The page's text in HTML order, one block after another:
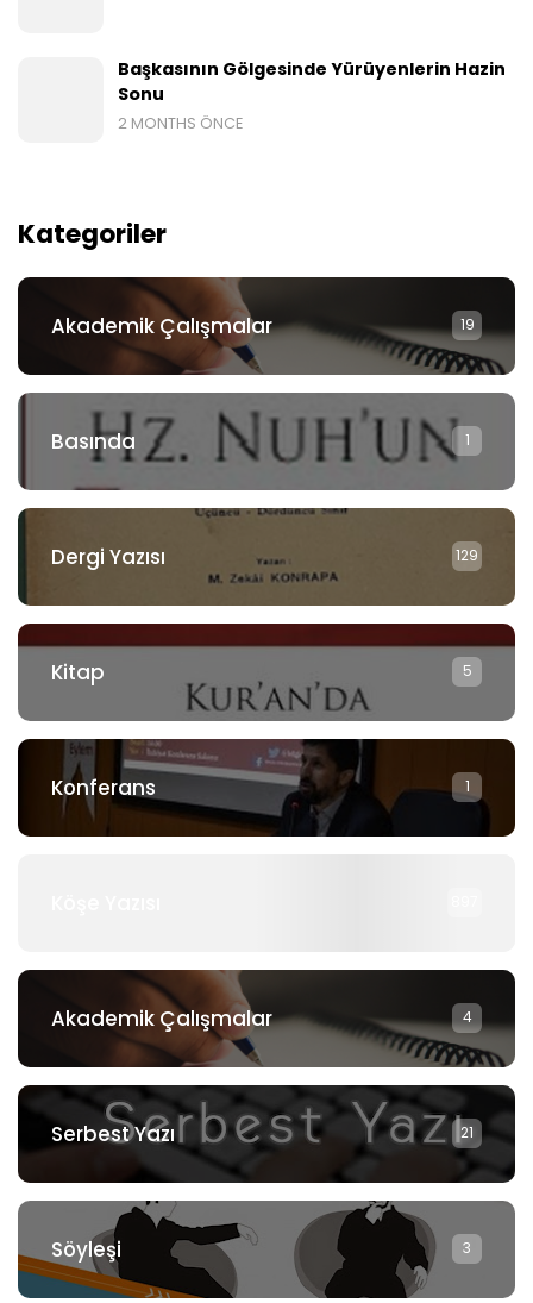
Başkasının Gölgesinde Yürüyenlerin Hazin
Sonu
2 MONTHS ÖNCE
Kategoriler
Akademik Çalışmalar 19
Basında 1
Dergi Yazısı 129
Kitap 5
Konferans 1
Akademik Çalışmalar 4
Serbest Yazı 21
Söyleşi 3